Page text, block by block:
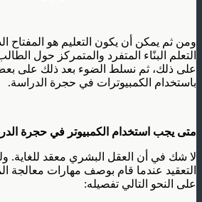
ومن ثم يمكن أن يكون التعليم هو المفتاح
التعلم البنًاء المتفرد والمتمركز حول
على ذلك، ثم نسلط الضوء بعد ذلك على
باستخدام الكمبيوترات في حجرة الدراسة.
متى يجب استخدام الكمبيوتر في حجرة
لا شك في أن العقل البشري معقد للغاية.
التعقيد عندما قام بوصف مهارات معالجة
على النحو التالي تفصيله: